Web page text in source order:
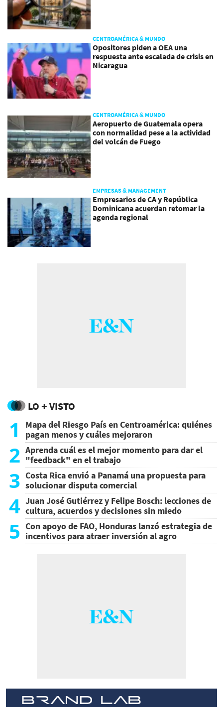
CENTROAMÉRICA & MUNDO
Opositores piden a OEA una
respuesta ante escalada de crisis en
Nicaragua
CENTROAMÉRICA & MUNDO
Aeropuerto de Guatemala opera
con normalidad pese a la actividad
del volcán de Fuego
EMPRESAS & MANAGEMENT
Empresarios de CA y República
Dominicana acuerdan retomar la
agenda regional
LO + VISTO
1
Mapa del Riesgo País en Centroamérica: quiénes
pagan menos y cuáles mejoraron
2 Aprenda cuál es el mejor momento para dar el
"feedback" en el trabajo
3 Costa Rica envió a Panamá una propuesta para
solucionar disputa comercial
4 Juan José Gutiérrez y Felipe Bosch: lecciones de
cultura, acuerdos y decisiones sin miedo
5 Con apoyo de FAO, Honduras lanzó estrategia de
incentivos para atraer inversión al agro